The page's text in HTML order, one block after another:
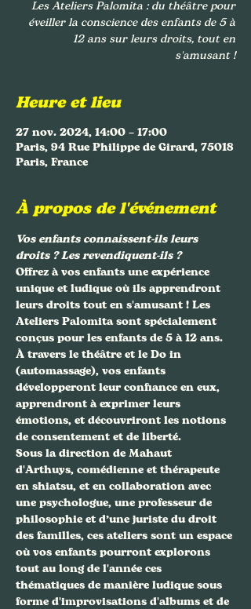
Les Ateliers Palomita : du théâtre pour
éveiller la conscience des enfants de 5 à
12 ans sur leurs droits, tout en
s'amusant !
Heure et lieu
27 nov. 2024, 14:00 – 17:00
Paris, 94 Rue Philippe de Girard, 75018
Paris, France
À propos de l'événement
Vos enfants connaissent-ils leurs
droits ? Les revendiquent-ils ?
Offrez à vos enfants une expérience
unique et ludique où ils apprendront
leurs droits tout en s'amusant ! Les
Ateliers Palomita sont spécialement
conçus pour les enfants de 5 à 12 ans.
À travers le théâtre et le Do in
(automassage), vos enfants
développeront leur confiance en eux,
apprendront à exprimer leurs
émotions, et découvriront les notions
de consentement et de liberté.
Sous la direction de Mahaut
d'Arthuys, comédienne et thérapeute
en shiatsu, et en collaboration avec
une psychologue, une professeur de
philosophie et d’une juriste du droit
des familles, ces ateliers sont un espace
où vos enfants pourront explorons
tout au long de l'année ces
thématiques de manière ludique sous
forme d'improvisations d'albums et de